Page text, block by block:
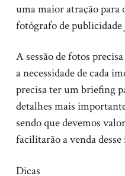
uma maior atração para
fotógrafo de publicidade
A sessão de fotos
a necessidade de cada
precisa ter um briefing
detalhes mais
sendo que devemos
facilitarão a venda
Dicas